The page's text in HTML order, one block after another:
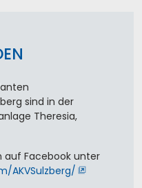
sind in der
Theresia,
auf Facebook unter
AKVSulzberg/